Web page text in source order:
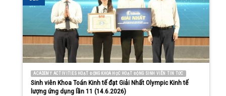
ACADEMY ACTIVITIES HOẠT ĐỘNG KHOA HỌC HOẠT ĐỘNG SINH VIÊN TIN TỨC
Sinh viên Khoa Toán Kinh tế đạt Giải Nhất Olympic Kinh tế
lượng ứng dụng lần 11 (14.6.2026)